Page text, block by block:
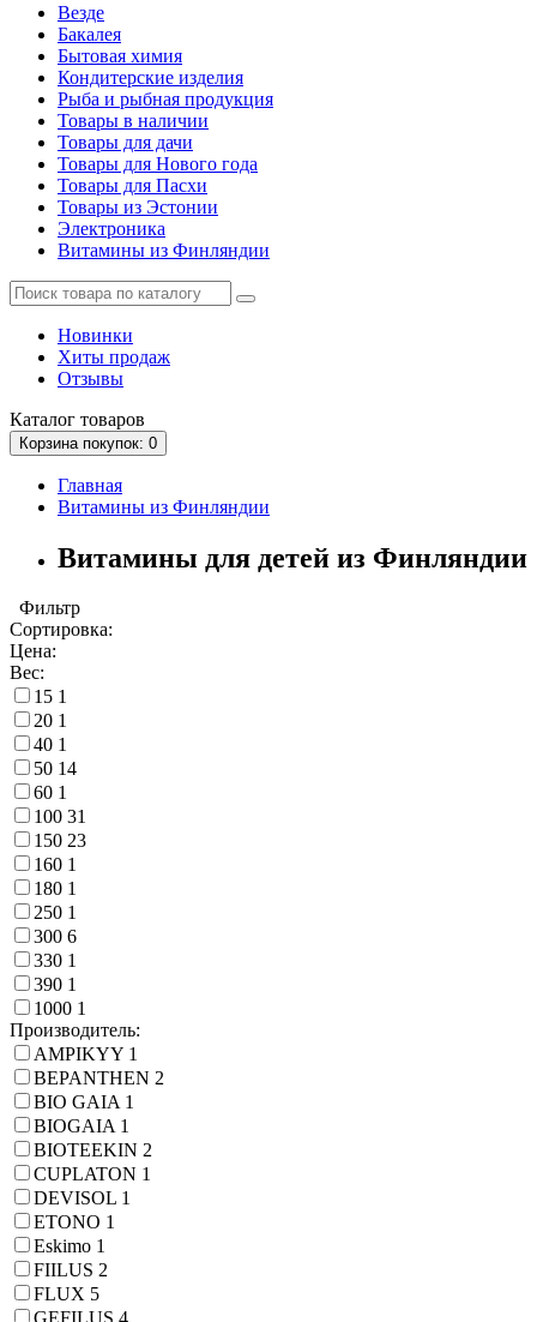
Везде
Бакалея
Бытовая химия
Кондитерские изделия
Рыба и рыбная продукция
Товары в наличии
Товары для дачи
Товары для Нового года
Товары для Пасхи
Товары из Эстонии
Электроника
Витамины из Финляндии
Новинки
Хиты продаж
Отзывы
Каталог товаров
Корзина покупок: 0
Главная
Витамины из Финляндии
Витамины для детей из Финляндии
Фильтр
Сортировка:
Цена:
Вес:
15 1
20 1
40 1
50 14
60 1
100 31
150 23
160 1
180 1
250 1
300 6
330 1
390 1
1000 1
Производитель:
AMPIKYY 1
BEPANTHEN 2
BIO GAIA 1
BIOGAIA 1
BIOTEEKIN 2
CUPLATON 1
DEVISOL 1
ETONO 1
Eskimo 1
FIILUS 2
FLUX 5